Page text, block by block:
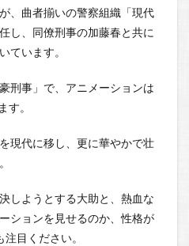
、曲者揃いの警察組織「現代
し、同僚刑事の加藤春と共に
ています。
刑事」で、アニメーションは
す。
現代に移し、更に華やかで壮
しようとする大助と、熱血な
ションを見せるのか、性格が
目ください。